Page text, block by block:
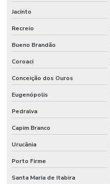
Jacinto
Recreio
Bueno Brandão
Coroaci
Conceição dos Ouros
Eugenópolis
Pedralva
Capim Branco
Urucânia
Porto Firme
Santa Maria de Itabira